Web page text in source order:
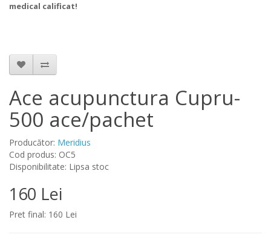
medical calificat!
Ace acupunctura Cupru-
500 ace/pachet
Producător: Meridius
Cod produs: OC5
Disponibilitate: Lipsa stoc
160 Lei
Pret final: 160 Lei